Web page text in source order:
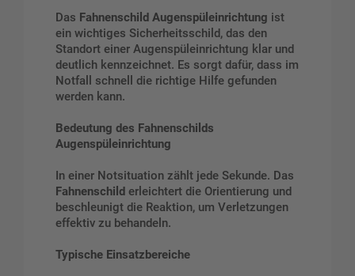
Das Fahnenschild Augenspüleinrichtung ist
ein wichtiges Sicherheitsschild, das den
Standort einer Augenspüleinrichtung klar und
deutlich kennzeichnet. Es sorgt dafür, dass im
Notfall schnell die richtige Hilfe gefunden
werden kann.
Bedeutung des Fahnenschilds
Augenspüleinrichtung
In einer Notsituation zählt jede Sekunde. Das
Fahnenschild erleichtert die Orientierung und
beschleunigt die Reaktion, um Verletzungen
effektiv zu behandeln.
Typische Einsatzbereiche